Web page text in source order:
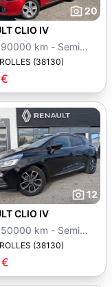
20
RENAULT CLIO IV
(38130)
12
RENAULT CLIO IV
(38130)